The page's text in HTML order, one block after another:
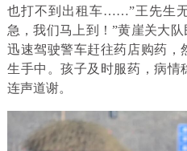
也打不到出租车……”王先生
急，我们马上到！”黄崖关大
迅速驾驶警车赶往药店购药，
生手中。孩子及时服药，病情
连声道谢。